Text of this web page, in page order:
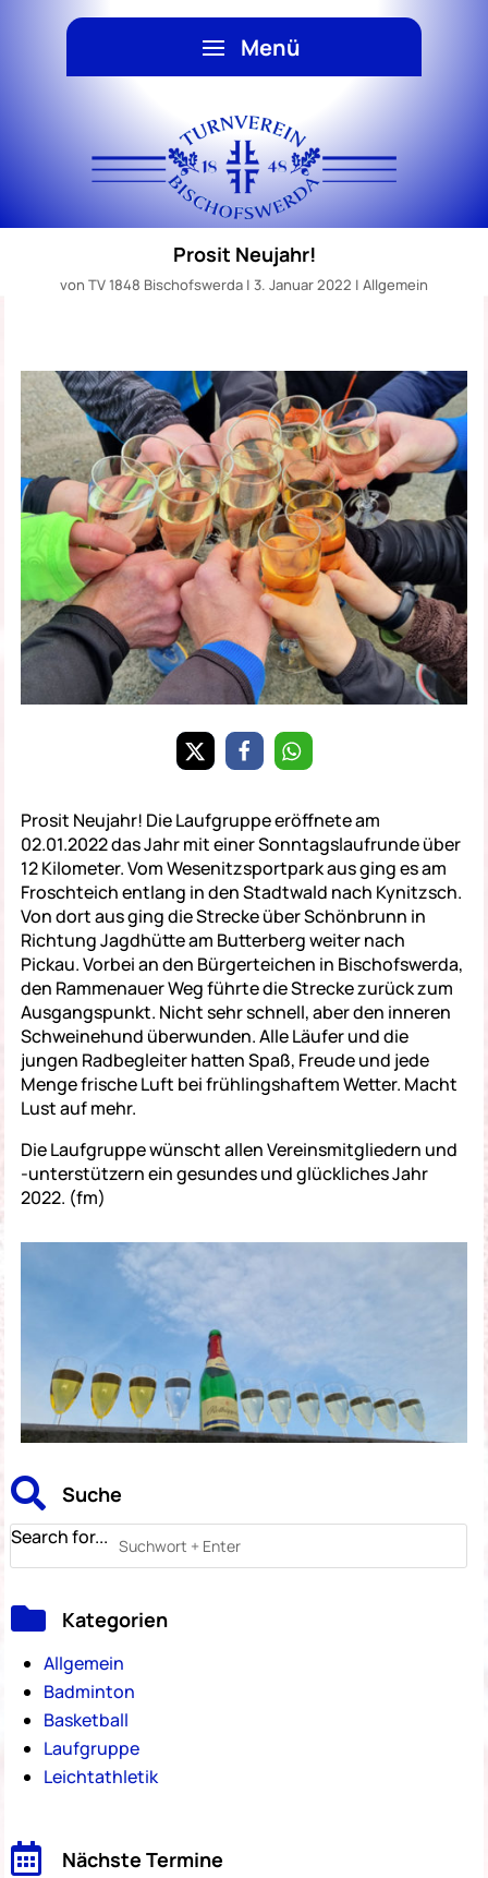
Prosit Neujahr!
von TV 1848 Bischofswerda | 3. Januar 2022 | Allgemein
Prosit Neujahr! Die Laufgruppe eröffnete am
02.01.2022 das Jahr mit einer Sonntagslaufrunde über
12 Kilometer. Vom Wesenitzsportpark aus ging es am
Froschteich entlang in den Stadtwald nach Kynitzsch.
Von dort aus ging die Strecke über Schönbrunn in
Richtung Jagdhütte am Butterberg weiter nach
Pickau. Vorbei an den Bürgerteichen in Bischofswerda,
den Rammenauer Weg führte die Strecke zurück zum
Ausgangspunkt. Nicht sehr schnell, aber den inneren
Schweinehund überwunden. Alle Läufer und die
jungen Radbegleiter hatten Spaß, Freude und jede
Menge frische Luft bei frühlingshaftem Wetter. Macht
Lust auf mehr.
Die Laufgruppe wünscht allen Vereinsmitgliedern und
-unterstützern ein gesundes und glückliches Jahr
2022. (fm)
 Suche
Search for...
 Kategorien
Allgemein
Badminton
Basketball
Laufgruppe
Leichtathletik
 Nächste Termine